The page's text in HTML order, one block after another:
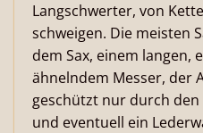
Langschwerter, von
schweigen. Die meisten
dem Sax, einem langen,
ähnelndem Messer, der
geschützt nur durch
und eventuell ein